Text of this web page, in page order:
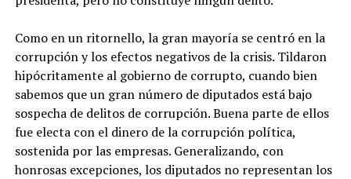
Como en un ritornello, la gran mayoría se centró en la
corrupción y los efectos negativos de la crisis. Tildaron
hipócritamente al gobierno de corrupto, cuando bien
sabemos que un gran número de diputados está bajo
sospecha de delitos de corrupción. Buena parte de ellos
fue electa con el dinero de la corrupción política,
sostenida por las empresas. Generalizando, con
honrosas excepciones, los diputados no representan los